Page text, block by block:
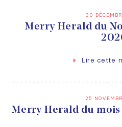
30
Merry Herald du
Lire cette
25
Merry Herald du